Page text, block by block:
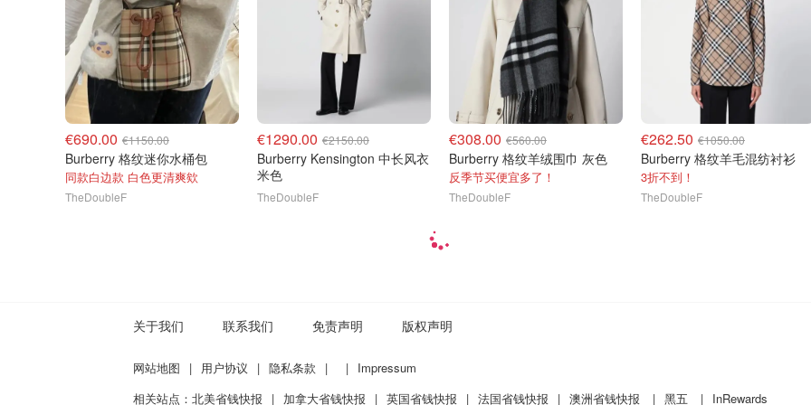
€690.00 €1150.00
Burberry 格纹迷你水桶包
同款白边款 白色更清爽欸
TheDoubleF
€1290.00 €2150.00
Burberry Kensington 中长风衣
米色
TheDoubleF
€308.00 €560.00
Burberry 格纹羊绒围巾 灰色
反季节买便宜多了！
TheDoubleF
€262.50 €1050.00
Burberry 格纹羊毛混纺衬衫
3折不到！
TheDoubleF
关于我们 联系我们 免责声明 版权声明
网站地图 | 用户协议 | 隐私条款 | | Impressum
相关站点： 北美省钱快报 | 加拿大省钱快报 | 英国省钱快报 | 法国省钱快报 | 澳洲省钱快报 | 黑五 | InRewards